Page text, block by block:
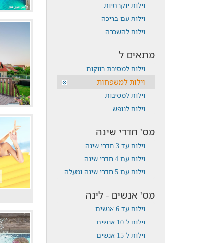
וילות יוקרתיות
וילות עם בריכה
וילות להשכרה
מתאים ל
וילות למסיבת רווקות
וילות למשפחות
וילות למסיבות
וילות לנופש
מס' חדרי שינה
וילות עד 3 חדרי שינה
וילות עם 4 חדרי שינה
וילות עם 5 חדרי שינה ומעלה
מס' אנשים - לינה
וילות עד 6 אנשים
וילות ל 10 אנשים
וילות ל 15 אנשים